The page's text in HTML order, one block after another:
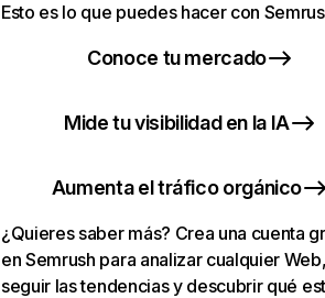
Esto es lo que puedes hacer con
Conoce tu mercado
Mide tu visibilidad en la IA
Aumenta el tráfico orgánico
¿Quieres saber más? Crea una cuenta
en Semrush para analizar cualquier
seguir las tendencias y descubrir qué